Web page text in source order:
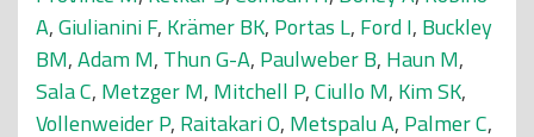
A,Giulianini F, Krämer BK, Portas L, Ford I, Buckley
BM,Adam M, Thun G-A, Paulweber B, Haun M,
Sala C, Metzger M, Mitchell P,Ciullo M, Kim SK,
Vollenweider P, Raitakari O, Metspalu A, Palmer C,